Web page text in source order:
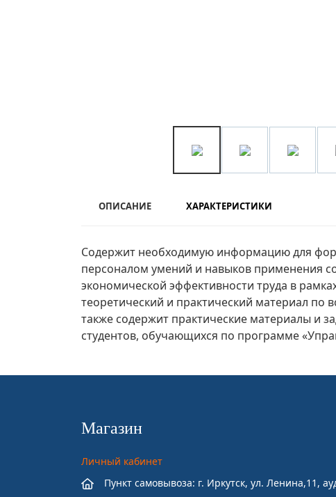
ОПИСАНИЕ ХАРАКТЕРИСТИКИ
Содержит необходимую информацию для
персоналом умений и навыков применения
экономической эффективности труда в
теоретический и практический материал
также содержит практические материалы и
студентов, обучающихся по программе
Магазин
Личный кабинет
Пункт самовывоза: г. Иркутск, ул. Ленина,11,